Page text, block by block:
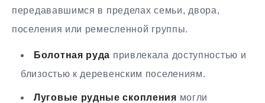
передававшимся в пределах семьи, двора,
поселения или ремесленной группы.
Болотная руда привлекала доступностью и
близостью к деревенским поселениям.
Луговые рудные скопления могли